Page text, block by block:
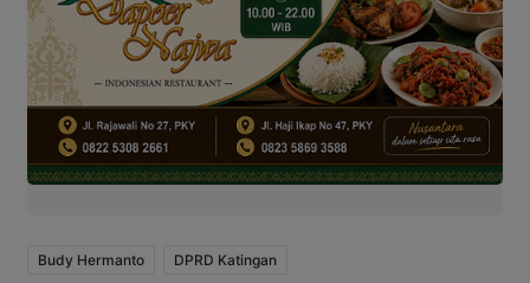
Budy Hermanto DPRD Katingan